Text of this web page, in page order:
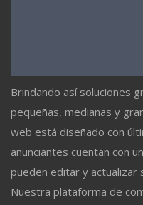
Brindando así soluciones
pequeñas, medianas y
web está diseñado con
anunciantes cuentan con
pueden editar y actualizar
Nuestra plataforma de